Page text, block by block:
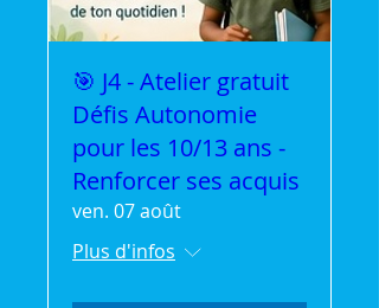
🎯 J4 - Atelier gratuit
Défis Autonomie
pour les 10/13 ans -
Renforcer ses acquis
ven. 07 août
Plus d'infos